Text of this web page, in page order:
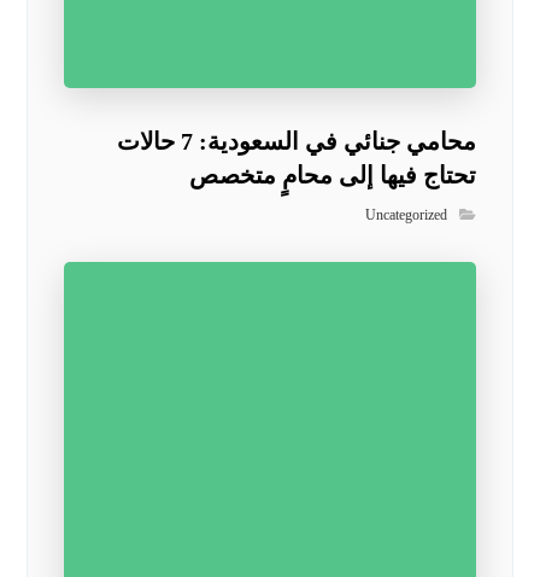
محامي جنائي في السعودية: 7 حالات
تحتاج فيها إلى محامٍ متخصص
Uncategorized